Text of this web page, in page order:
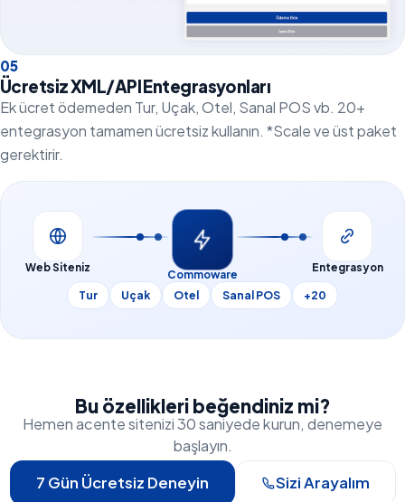
05
Ücretsiz XML/API Entegrasyonları
Ek ücret ödemeden Tur, Uçak, Otel, Sanal POS vb. 20+
entegrasyon tamamen ücretsiz kullanın. *Scale ve üst paket
gerektirir.
Web Siteniz
Commoware
Entegrasyon
Tur Uçak Otel Sanal POS +20
Bu özellikleri beğendiniz mi?
Hemen acente sitenizi 30 saniyede kurun, denemeye
başlayın.
7 Gün Ücretsiz Deneyin
Sizi Arayalım